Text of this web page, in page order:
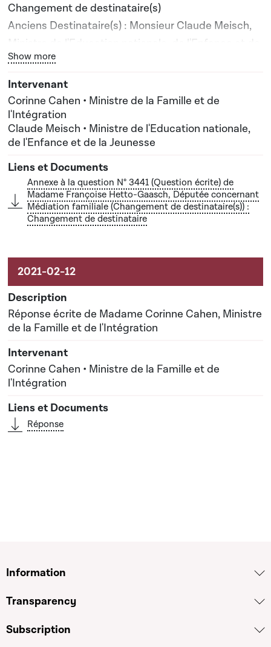
Changement de destinataire(s)
Anciens Destinataire(s) : Monsieur Claude Meisch,
Ministre de l'Education nationale, de l'Enfance et de
la Jeunesse
Nouveau(x) destinataire(s) : Madame Corinne
Cahen, Ministre de la Famille et de l'Intégration
Bouton graphique servant à afficher ou cacher tous les
Show more
Corinne Cahen • Ministre de la Famille et de
l'Intégration
Claude Meisch • Ministre de l'Education nationale,
de l'Enfance et de la Jeunesse
Annexe à la question N° 3441 (Question écrite) de
Madame Françoise Hetto-Gaasch, Députée concernant
Médiation familiale (Changement de destinataire(s)) :
Changement de destinataire
Réponse écrite de Madame Corinne Cahen, Ministre
de la Famille et de l'Intégration
Corinne Cahen • Ministre de la Famille et de
l'Intégration
Réponse
Information
Transparency
Subscription